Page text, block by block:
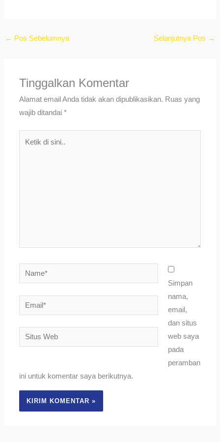
← Pos Sebelumnya Selanjutnya Pos →
Tinggalkan Komentar
Alamat email Anda tidak akan dipublikasikan. Ruas yang
wajib ditandai*
Name*
Email*
Situs
Web
Simpan
nama,
email,
dan situs
web saya
pada
peramban
ini untuk komentar saya berikutnya.